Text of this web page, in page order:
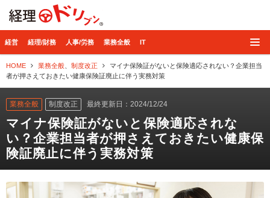
経営 経理/財務 人事/労務 業務全般 IT
HOME 業務全般 制度改正
マイナ保険証がないと保険適応されない？企業担当
者が押さえておきたい健康保険証廃止に伴う実務対策
業務全般 制度改正 最終更新日：2024/12/24
マイナ保険証がないと保険適応されな
い？企業担当者が押さえておきたい健康保
険証廃止に伴う実務対策